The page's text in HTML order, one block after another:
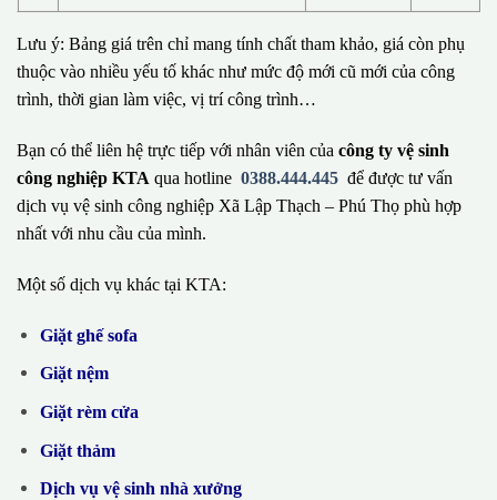
Lưu ý: Bảng giá trên chỉ mang tính chất tham khảo, giá còn phụ
thuộc vào nhiều yếu tố khác như mức độ mới cũ mới của công
trình, thời gian làm việc, vị trí công trình…
Bạn có thể liên hệ trực tiếp với nhân viên của công ty vệ sinh
công nghiệp KTA qua hotline 0388.444.445 để được tư vấn
dịch vụ vệ sinh công nghiệp Xã Lập Thạch – Phú Thọ phù hợp
nhất với nhu cầu của mình.
Một số dịch vụ khác tại KTA:
Giặt ghế sofa
Giặt nệm
Giặt rèm cửa
Giặt thảm
Dịch vụ vệ sinh nhà xưởng